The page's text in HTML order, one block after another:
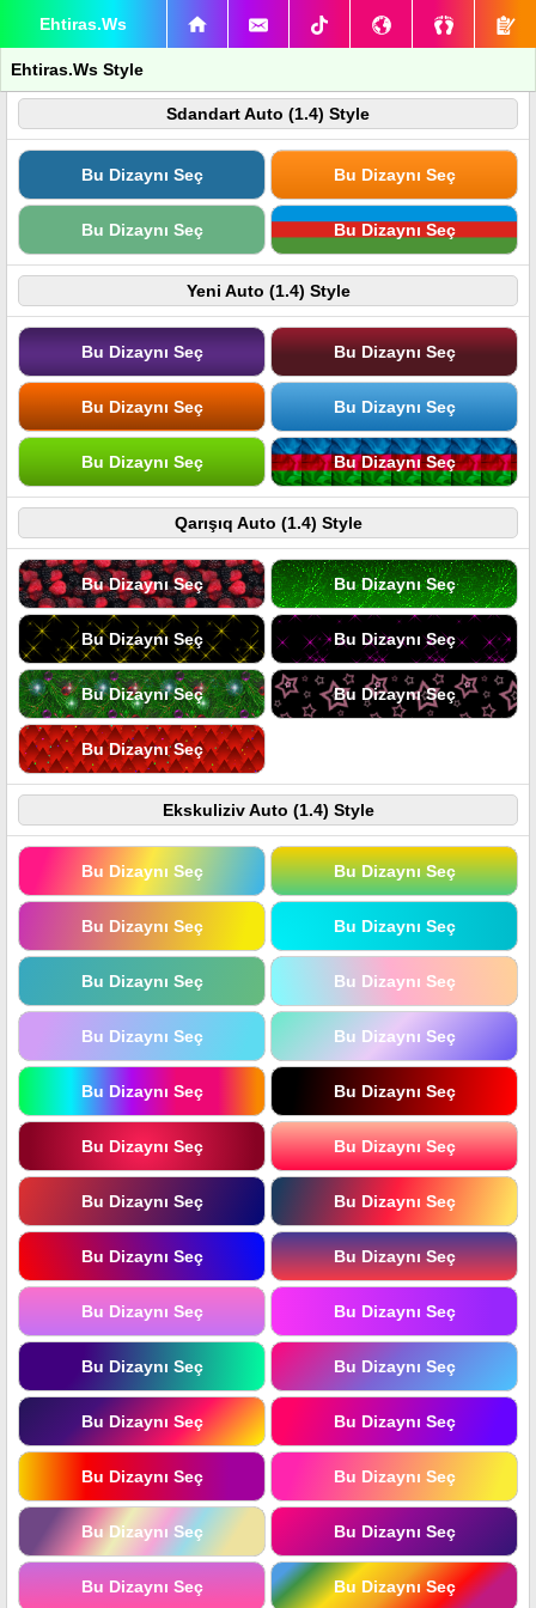
Ehtiras.Ws
Ehtiras.Ws Style
Sdandart Auto (1.4) Style
Bu Dizaynı Seç Bu Dizaynı Seç
Bu Dizaynı Seç Bu Dizaynı Seç
Yeni Auto (1.4) Style
Bu Dizaynı Seç Bu Dizaynı Seç
Bu Dizaynı Seç Bu Dizaynı Seç
Bu Dizaynı Seç Bu Dizaynı Seç
Qarışıq Auto (1.4) Style
Bu Dizaynı Seç Bu Dizaynı Seç
Bu Dizaynı Seç Bu Dizaynı Seç
Bu Dizaynı Seç Bu Dizaynı Seç
Bu Dizaynı Seç
Ekskuliziv Auto (1.4) Style
Bu Dizaynı Seç Bu Dizaynı Seç
Bu Dizaynı Seç Bu Dizaynı Seç
Bu Dizaynı Seç Bu Dizaynı Seç
Bu Dizaynı Seç Bu Dizaynı Seç
Bu Dizaynı Seç Bu Dizaynı Seç
Bu Dizaynı Seç Bu Dizaynı Seç
Bu Dizaynı Seç Bu Dizaynı Seç
Bu Dizaynı Seç Bu Dizaynı Seç
Bu Dizaynı Seç Bu Dizaynı Seç
Bu Dizaynı Seç Bu Dizaynı Seç
Bu Dizaynı Seç Bu Dizaynı Seç
Bu Dizaynı Seç Bu Dizaynı Seç
Bu Dizaynı Seç Bu Dizaynı Seç
Bu Dizaynı Seç Bu Dizaynı Seç